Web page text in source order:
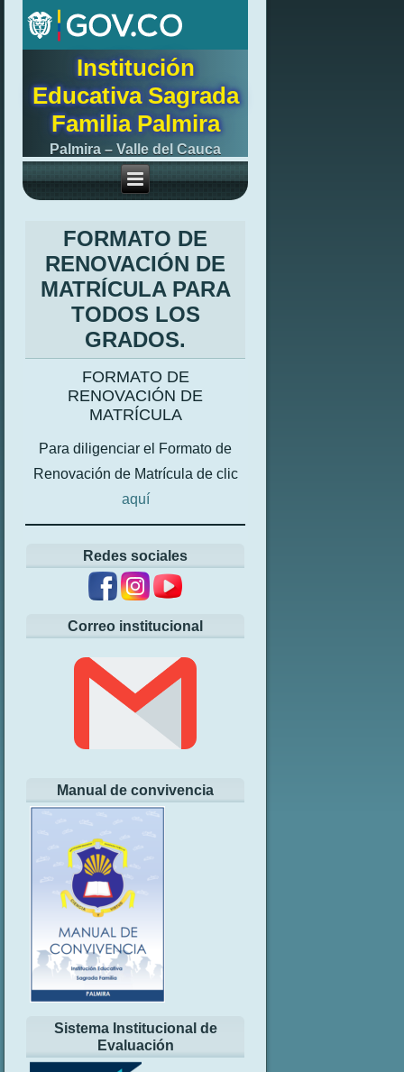
Institución
Educativa Sagrada
Familia Palmira
Palmira – Valle del Cauca
FORMATO DE
RENOVACIÓN DE
MATRÍCULA PARA
TODOS LOS
GRADOS.
FORMATO DE
RENOVACIÓN DE
MATRÍCULA
Para diligenciar el Formato de
Renovación de Matrícula de clic
aquí
Redes sociales
Correo institucional
Manual de convivencia
Sistema Institucional de
Evaluación